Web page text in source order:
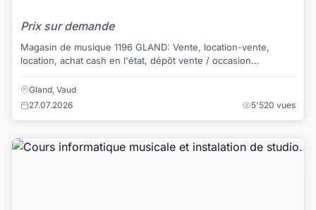
Prix sur demande
Magasin de musique 1196 GLAND: Vente, location-vente,
location, achat cash en l'état, dépôt vente / occasion
Gland, Vaud
27.07.2026
5'520 vues